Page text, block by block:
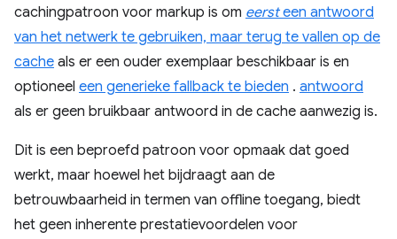
cachingpatroon voor markup is om eersteen antwoord
van het netwerk te gebruiken, maar terug te vallen op de
cache als er een ouder exemplaar beschikbaar is en
optioneel een generieke fallback te bieden . antwoord
als er geen bruikbaar antwoord in de cache aanwezig is.
Dit is een beproefd patroon voor opmaak dat goed
werkt, maar hoewel het bijdraagt ​​aan de
betrouwbaarheid in termen van offline toegang, biedt
het geen inherente prestatievoordelen voor